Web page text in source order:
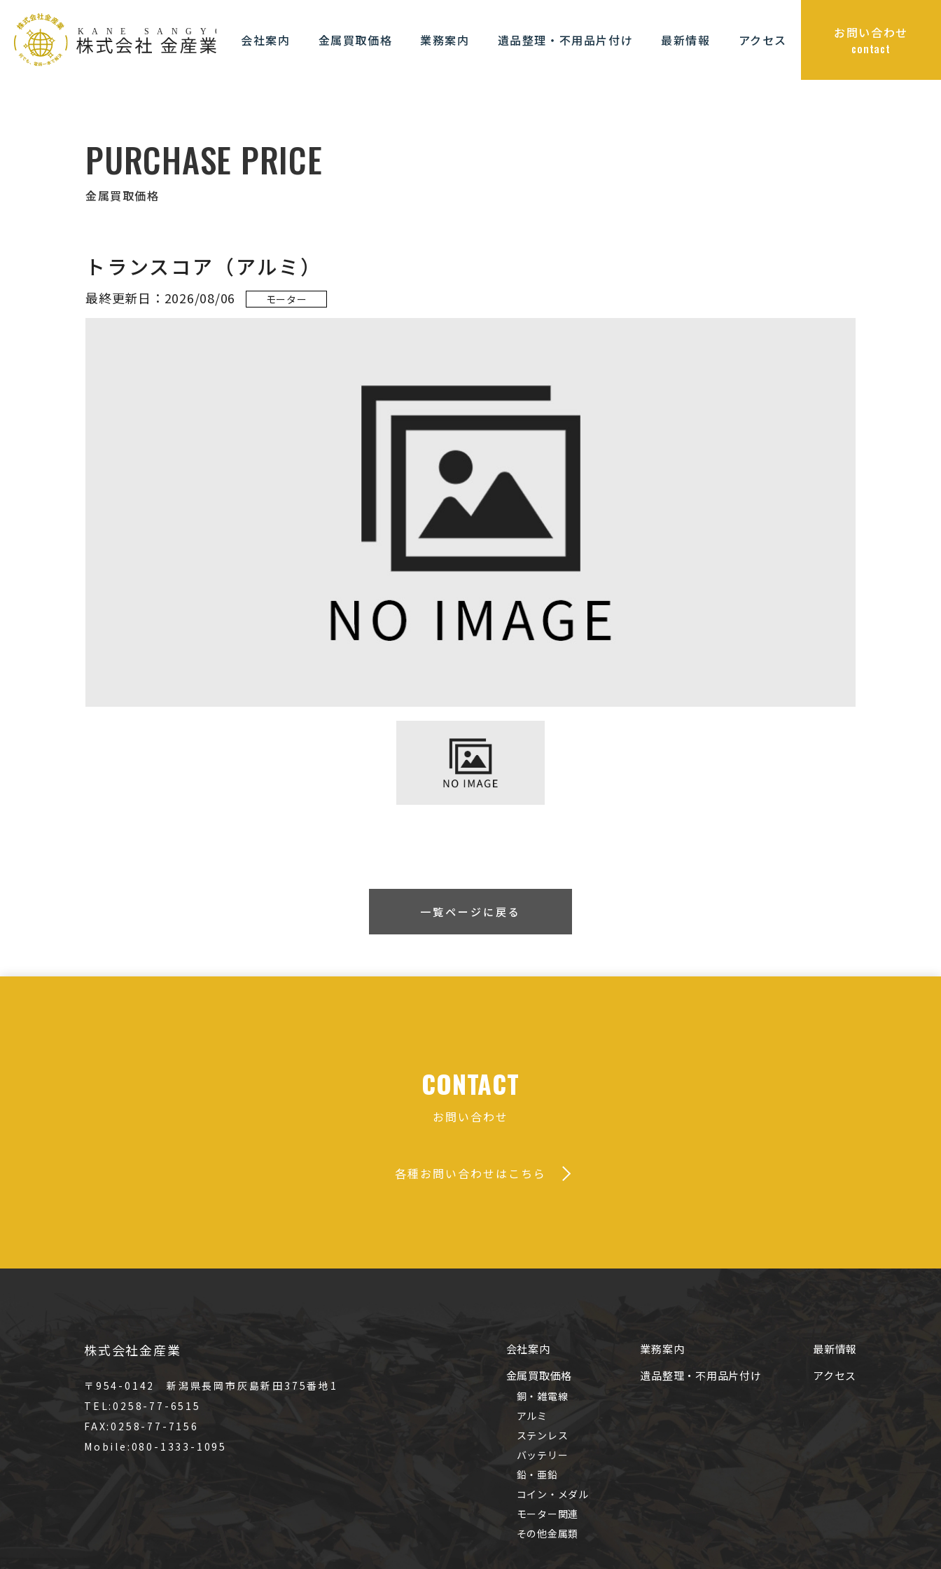
会社案内 金属買取価格 業務案内 遺品整理・不用品片付け 最新情報 アクセス お問い合わせ
contact
PURCHASE PRICE
金属買取価格
トランスコア（アルミ）
最終更新日：2026/08/06 モーター
一覧ページに戻る
CONTACT
お問い合わせ
各種お問い合わせはこちら
株式会社金産業
〒954-0142 新潟県長岡市灰島新田375番地1
TEL:0258-77-6515
FAX:0258-77-7156
Mobile:080-1333-1095
会社案内
金属買取価格
銅・雑電線
アルミ
ステンレス
バッテリー
鉛・亜鉛
コイン・メダル
モーター関連
その他金属類
業務案内
遺品整理・不用品片付け
最新情報
アクセス